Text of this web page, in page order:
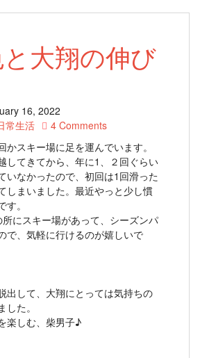
大翔の伸び
16, 2022
常生活
4 Comments
かスキー場に足を運んでいます。
してきてから、年に1、２回ぐらい
いなかったので、初回は1回滑った
しまいました。最近やっと少し慣
。
にスキー場があって、シーズンパ
で、気軽に行けるのが嬉しいで
出して、大翔にとっては気持ちの
した。
楽しむ、柴男子♪